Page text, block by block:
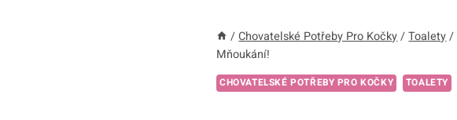
/ Chovatelské Potřeby Pro Kočky / Toalety /
Mňoukání!
CHOVATELSKÉ POTŘEBY PRO KOČKY TOALETY